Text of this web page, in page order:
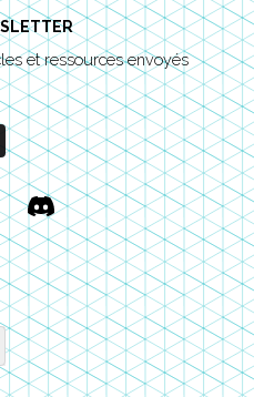
et ressources envoyés
Discord